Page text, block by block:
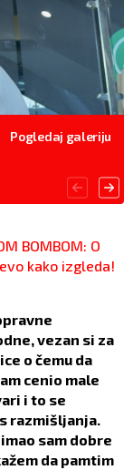
Pogledaj galeriju
BOMBOM: O
kako izgleda!
vezan si za
o čemu da
cenio male
i to se
razmišljanja.
sam dobre
da pamtim